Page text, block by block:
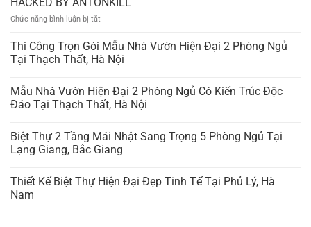
Chức năng bình luận bị tắt
BY
ANTONKILL
Thi Công Trọn Gói Mẫu Nhà Vườn Hiện Đại 2 Phòng Ngủ
Tại Thạch Thất, Hà Nội
Mẫu Nhà Vườn Hiện Đại 2 Phòng Ngủ Có Kiến Trúc Độc
Đáo Tại Thạch Thất, Hà Nội
Biệt Thự 2 Tầng Mái Nhật Sang Trọng 5 Phòng Ngủ Tại
Lạng Giang, Bắc Giang
Thiết Kế Biệt Thự Hiện Đại Đẹp Tinh Tế Tại Phủ Lý, Hà
Nam